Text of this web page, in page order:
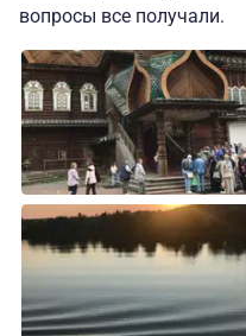
вопросы все получали.